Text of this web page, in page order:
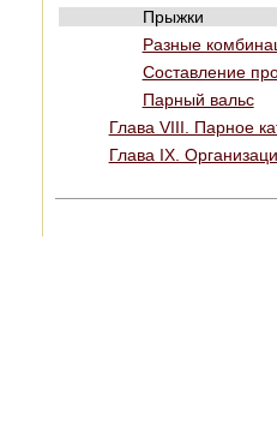
Прыжки
Разные
Составление
Парный вальс
Глава VIII. Парное
Глава IX.